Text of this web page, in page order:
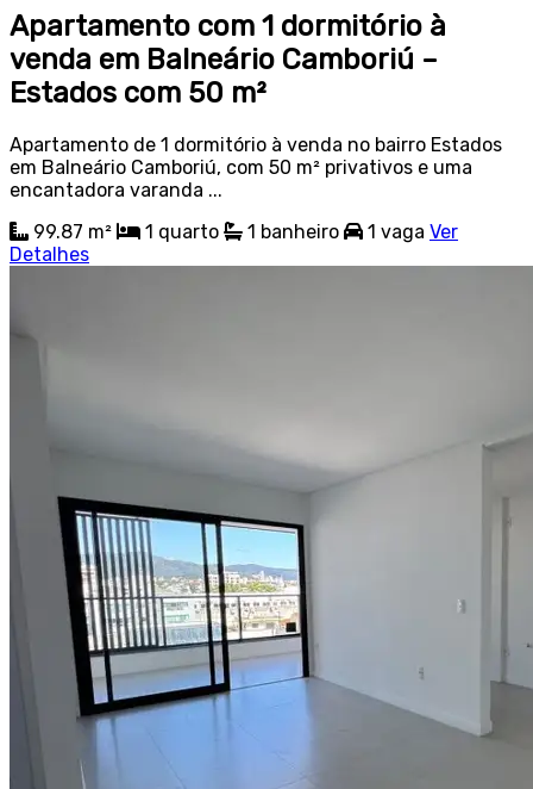
Apartamento com 1 dormitório à
venda em Balneário Camboriú –
Estados com 50 m²
Apartamento de 1 dormitório à venda no bairro Estados
em Balneário Camboriú, com 50 m² privativos e uma
encantadora varanda ...
99.87 m²
1 quarto 1 banheiro 1 vaga Ver
Detalhes